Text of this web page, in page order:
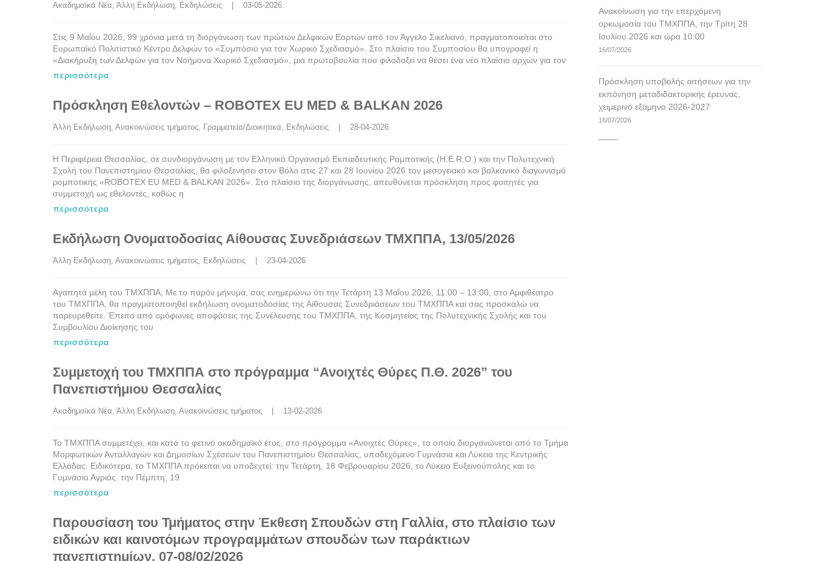
Ακαδημαϊκά Νέα, Άλλη Εκδήλωση, Εκδηλώσεις
    |    03-05-2026
Στις 9 Μαΐου 2026, 99 χρόνια μετά τη διοργάνωση των πρώτων Δελφικών Εορτών από τον Άγγελο Σικελιανό, πραγματοποιείται στο
Ευρωπαϊκό Πολιτιστικό Κέντρο Δελφών το «Συμπόσιο για τον Χωρικό Σχεδιασμό». Στο πλαίσιο του Συμποσίου θα υπογραφεί η
«Διακήρυξη των Δελφών για τον Νοήμονα Χωρικό Σχεδιασμό», μια πρωτοβουλία που φιλοδοξεί να θέσει ένα νέο πλαίσιο αρχών για τον
περισσότερα
Πρόσκληση Εθελοντών – ROBOTEX EU MED & BALKAN 2026
Άλλη Εκδήλωση, Ανακοινώσεις τμήματος, Γραμματεία/Διοικητικά, Εκδηλώσεις
    |    28-04-2026
Η Περιφέρεια Θεσσαλίας, σε συνδιοργάνωση με τον Ελληνικό Οργανισμό Εκπαιδευτικής Ρομποτικής (H.E.R.O.) και την Πολυτεχνική
Σχολή του Πανεπιστημίου Θεσσαλίας, θα φιλοξενήσει στον Βόλο στις 27 και 28 Ιουνίου 2026 τον μεσογειακό και βαλκανικό διαγωνισμό
ρομποτικής «ROBOTEX EU MED & BALKAN 2026». Στο πλαίσιο της διοργάνωσης, απευθύνεται πρόσκληση προς φοιτητές για
συμμετοχή ως εθελοντές, καθώς η
περισσότερα
Εκδήλωση Ονοματοδοσίας Αίθουσας Συνεδριάσεων ΤΜΧΠΠΑ, 13/05/2026
Άλλη Εκδήλωση, Ανακοινώσεις τμήματος, Εκδηλώσεις
    |    23-04-2026
Αγαπητά μέλη του ΤΜΧΠΠΑ, Με το παρόν μήνυμα, σας ενημερώνω ότι την Τετάρτη 13 Μαΐου 2026, 11:00 – 13:00, στο Αμφιθέατρο
του ΤΜΧΠΠΑ, θα πραγματοποιηθεί εκδήλωση ονοματοδοσίας της Αίθουσας Συνεδριάσεων του ΤΜΧΠΠΑ και σας προσκαλώ να
παρευρεθείτε. Έπειτα από ομόφωνες αποφάσεις της Συνέλευσης του ΤΜΧΠΠΑ, της Κοσμητείας της Πολυτεχνικής Σχολής και του
Συμβουλίου Διοίκησης του
περισσότερα
Συμμετοχή του ΤΜΧΠΠΑ στο πρόγραμμα “Ανοιχτές Θύρες Π.Θ. 2026” του
Πανεπιστήμιου Θεσσαλίας
Ακαδημαϊκά Νέα, Άλλη Εκδήλωση, Ανακοινώσεις τμήματος
    |    13-02-2026
Το ΤΜΧΠΠΑ συμμετέχει, και κατά το φετινό ακαδημαϊκό έτος, στο πρόγραμμα «Ανοιχτές Θύρες», το οποίο διοργανώνεται από το Τμήμα
Μορφωτικών Ανταλλαγών και Δημοσίων Σχέσεων του Πανεπιστημίου Θεσσαλίας, υποδεχόμενο Γυμνάσια και Λύκεια της Κεντρικής
Ελλάδας. Ειδικότερα, το ΤΜΧΠΠΑ πρόκειται να υποδεχτεί: την Τετάρτη, 18 Φεβρουαρίου 2026, το Λύκειο Ευξεινούπολης και το
Γυμνάσιο Αγριάς. την Πέμπτη, 19
περισσότερα
Παρουσίαση του Τμήματος στην Έκθεση Σπουδών στη Γαλλία, στο πλαίσιο των
ειδικών και καινοτόμων προγραμμάτων σπουδών των παράκτιων
πανεπιστημίων, 07-08/02/2026
Ανακοίνωση για την επερχόμενη
ορκωμοσία του ΤΜΧΠΠΑ, την Τρίτη 28
Ιουλίου 2026 και ώρα 10:00
16/07/2026
Πρόσκληση υποβολής αιτήσεων για την
εκπόνηση μεταδιδακτορικής έρευνας,
χειμερινό εξάμηνο 2026-2027
16/07/2026